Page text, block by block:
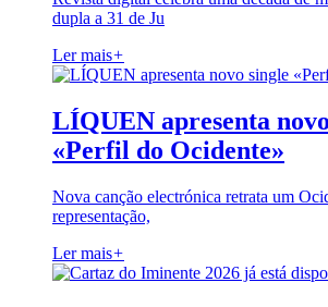
dupla a 31 de Ju
Ler mais+
LÍQUEN apresenta
«Perfil do Ocidente»
Nova canção electrónica retrata um
representação,
Ler mais+